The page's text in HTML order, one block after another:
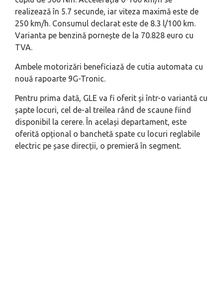
realizează în 5.7 secunde, iar viteza maximă este de
250 km/h. Consumul declarat este de 8.3 l/100 km.
Varianta pe benzină pornește de la 70.828 euro cu
TVA.
Ambele motorizări beneficiază de cutia automata cu
nouă rapoarte 9G-Tronic.
Pentru prima dată, GLE va fi oferit și într-o variantă cu
șapte locuri, cel de-al treilea rând de scaune fiind
disponibil la cerere. În același departament, este
oferită opțional o banchetă spate cu locuri reglabile
electric pe șase direcții, o premieră în segment.